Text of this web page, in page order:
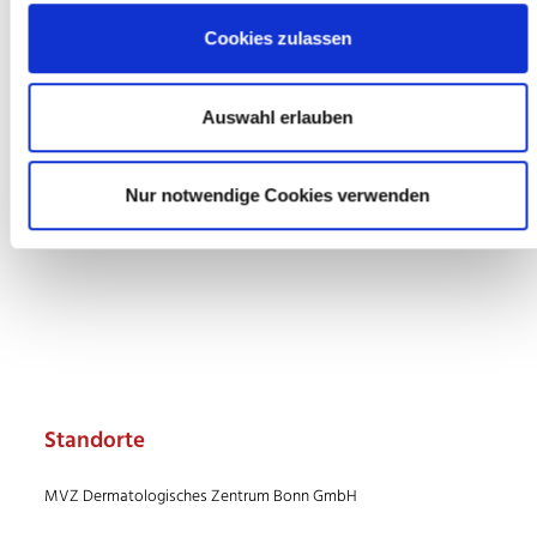
Cookies zulassen
Auswahl erlauben
Nur notwendige Cookies verwenden
Standorte
MVZ Dermatologisches Zentrum Bonn GmbH